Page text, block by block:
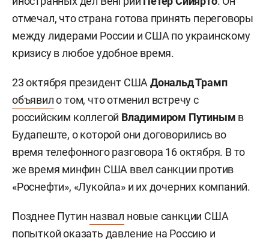
отмечал, что страна готова принять переговоры
между лидерами России и США по украинскому
кризису в любое удобное время.
23 октября президент США Дональд Трамп
объявило том, что отменил встречу с
российским коллегой Владимиром Путиным в
Будапеште, о которой они договорились во
время телефонного разговора 16 октября. В то
же время минфин США ввел санкции против
«Роснефти», «Лукойла» и их дочерних компаний.
Позднее Путин назвал новые санкции США
попыткой оказать давление на Россию и